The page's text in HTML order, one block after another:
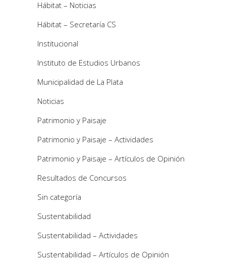
Hábitat – Noticias
Hábitat – Secretaría CS
Institucional
Instituto de Estudios Urbanos
Municipalidad de La Plata
Noticias
Patrimonio y Paisaje
Patrimonio y Paisaje – Actividades
Patrimonio y Paisaje – Artículos de Opinión
Resultados de Concursos
Sin categoría
Sustentabilidad
Sustentabilidad – Actividades
Sustentabilidad – Artículos de Opinión